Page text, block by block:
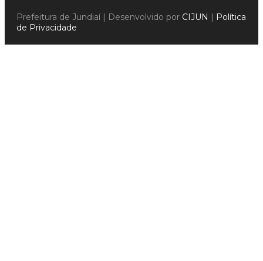
Prefeitura de Jundiaí | Desenvolvido por CIJUN | Política
de Privacidade